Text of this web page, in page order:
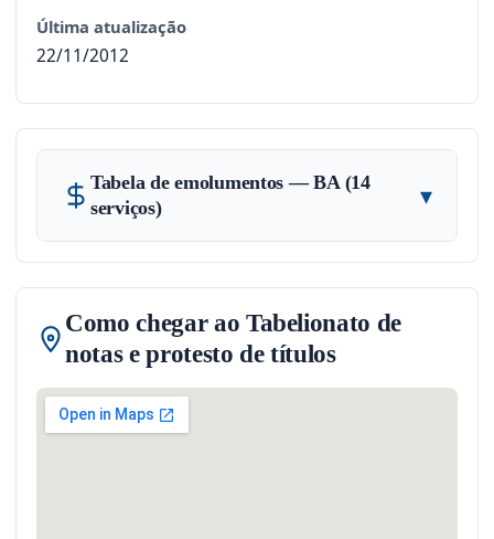
Última atualização
22/11/2012
Tabela de emolumentos — BA (14
serviços)
▾
Como chegar ao Tabelionato de
notas e protesto de títulos